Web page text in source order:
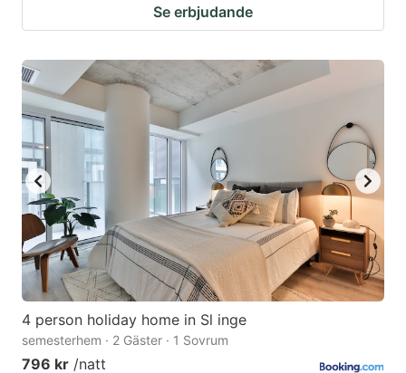
Se erbjudande
4 person holiday home in Sl inge
semesterhem · 2 Gäster · 1 Sovrum
796 kr /natt